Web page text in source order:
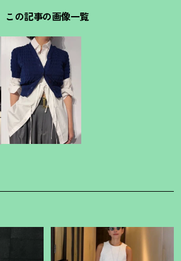
この記事の画像一覧